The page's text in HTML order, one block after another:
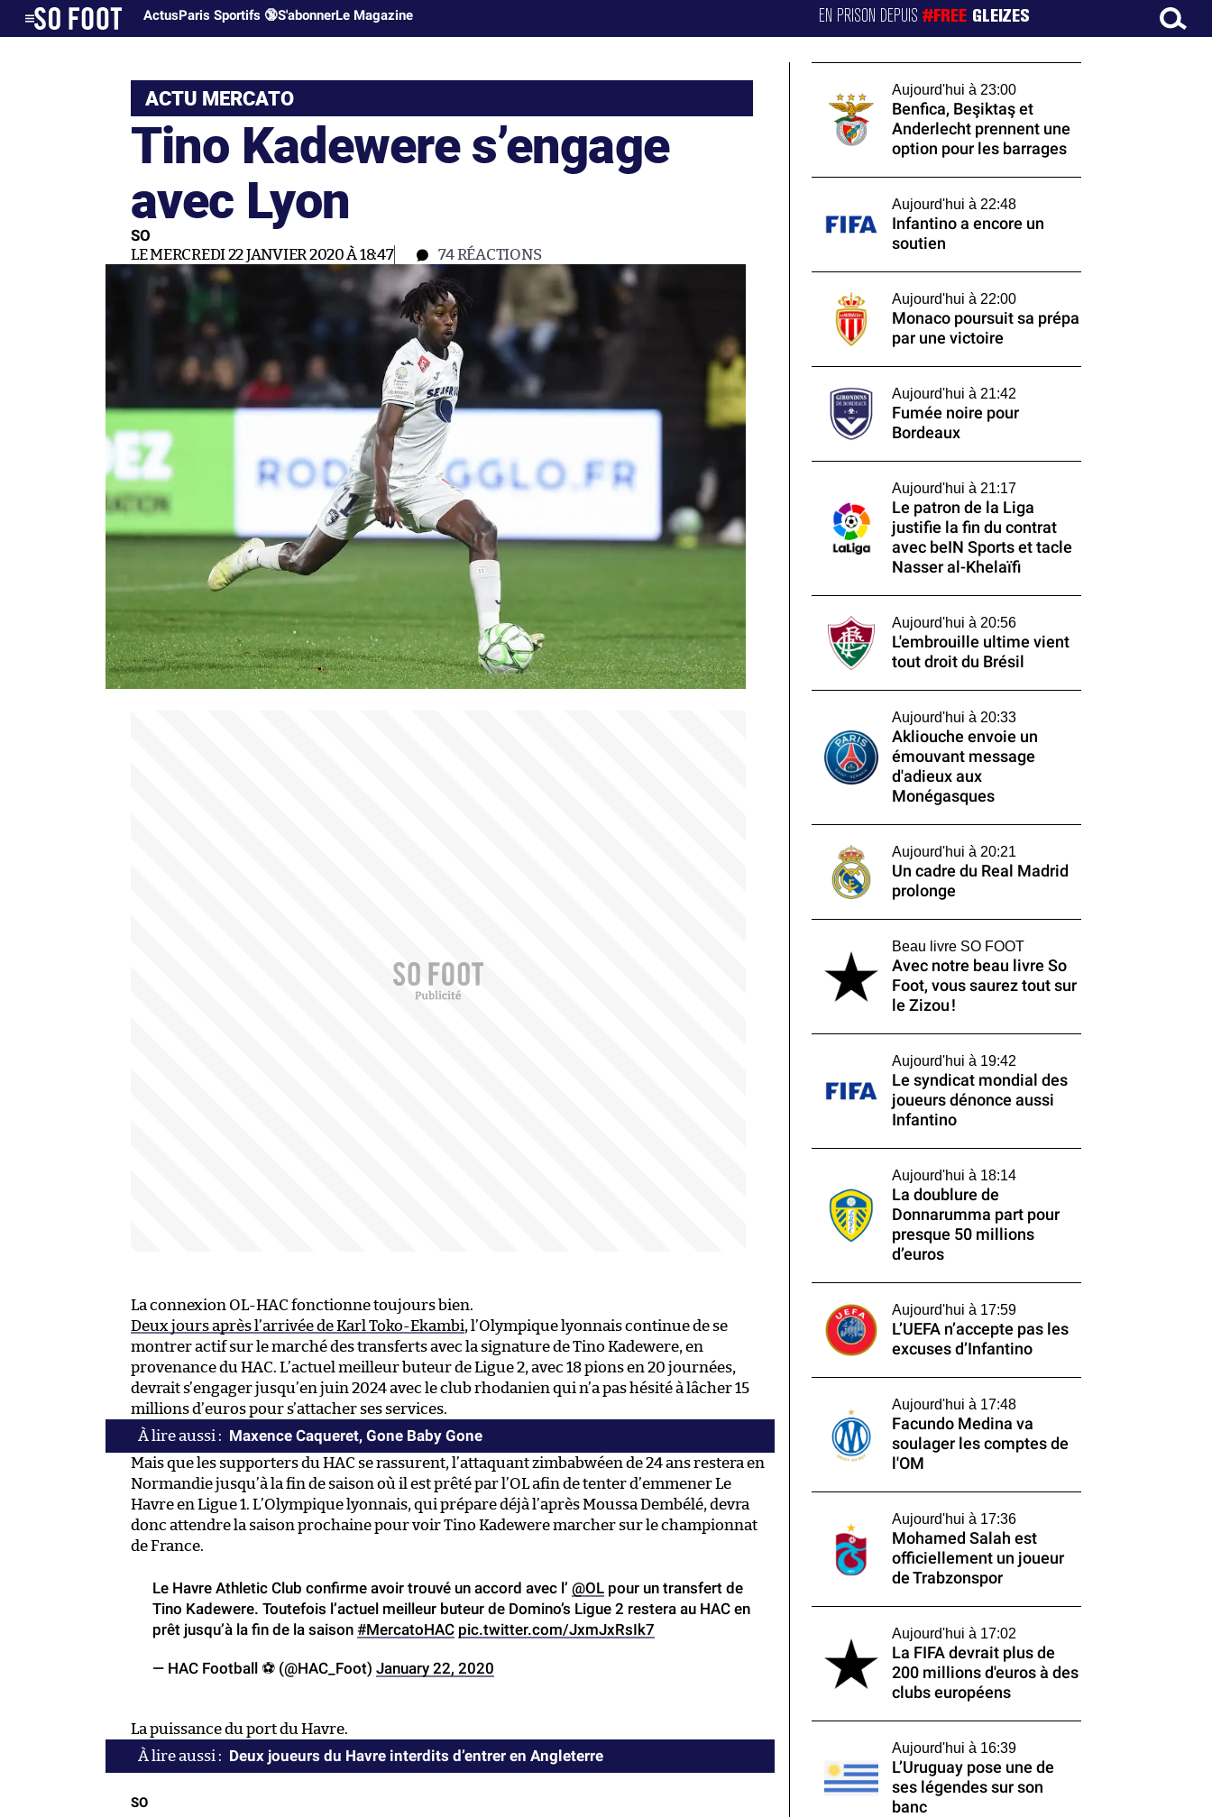
ActusParis Sportifs 🔞S'abonnerLe Magazine EN PRISON DEPUIS#FREE GLEIZES
ACTU MERCATO
Tino Kadewere s’engage
avec Lyon
SO
LE MERCREDI 22 JANVIER 2020 À 18:47 74RÉACTIONS
La connexion OL-HAC fonctionne toujours bien.
Deux jours après l’arrivée de Karl Toko-Ekambi, l’Olympique lyonnais continue de se
montrer actif sur le marché des transferts avec la signature de Tino Kadewere, en
provenance du HAC. L’actuel meilleur buteur de Ligue 2, avec 18 pions en 20 journées,
devrait s’engager jusqu’en juin 2024 avec le club rhodanien qui n’a pas hésité à lâcher 15
millions d’euros pour s’attacher ses services.
Maxence Caqueret, Gone Baby Gone
Mais que les supporters du HAC se rassurent, l’attaquant zimbabwéen de 24 ans restera en
Normandie jusqu’à la fin de saison où il est prêté par l’OL afin de tenter d’emmener Le
Havre en Ligue 1. L’Olympique lyonnais, qui prépare déjà l’après Moussa Dembélé, devra
donc attendre la saison prochaine pour voir Tino Kadewere marcher sur le championnat
de France.
Le Havre Athletic Club confirme avoir trouvé un accord avec l’ @OL pour un transfert de
Tino Kadewere. Toutefois l’actuel meilleur buteur de Domino’s Ligue 2 restera au HAC en
prêt jusqu’à la fin de la saison #MercatoHAC pic.twitter.com/JxmJxRsIk7
— HAC Football ⚽️ (@HAC_Foot) January 22, 2020
La puissance du port du Havre.
Deux joueurs du Havre interdits d’entrer en Angleterre
SO
Aujourd'hui à 23:00
Benfica, Beşiktaş et
Anderlecht prennent une
option pour les barrages
Aujourd'hui à 22:48
Infantino a encore un
soutien
Aujourd'hui à 22:00
Monaco poursuit sa prépa
par une victoire
Aujourd'hui à 21:42
Fumée noire pour
Bordeaux
Aujourd'hui à 21:17
Le patron de la Liga
justifie la fin du contrat
avec beIN Sports et tacle
Nasser al-Khelaïfi
Aujourd'hui à 20:56
L'embrouille ultime vient
tout droit du Brésil
Aujourd'hui à 20:33
Akliouche envoie un
émouvant message
d'adieux aux
Monégasques
Aujourd'hui à 20:21
Un cadre du Real Madrid
prolonge
Beau livre SO FOOT
Avec notre beau livre So
Foot, vous saurez tout sur
le Zizou !
Aujourd'hui à 19:42
Le syndicat mondial des
joueurs dénonce aussi
Infantino
Aujourd'hui à 18:14
La doublure de
Donnarumma part pour
presque 50 millions
d’euros
Aujourd'hui à 17:59
L’UEFA n’accepte pas les
excuses d’Infantino
Aujourd'hui à 17:48
Facundo Medina va
soulager les comptes de
l'OM
Aujourd'hui à 17:36
Mohamed Salah est
officiellement un joueur
de Trabzonspor
Aujourd'hui à 17:02
La FIFA devrait plus de
200 millions d'euros à des
clubs européens
Aujourd'hui à 16:39
L’Uruguay pose une de
ses légendes sur son
banc